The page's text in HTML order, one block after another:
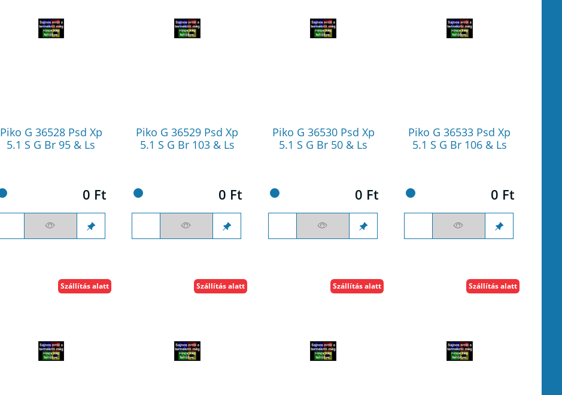
Piko G 36528 Psd Xp
5.1 S G Br 95 & Ls
0 Ft
Piko G 36529 Psd Xp
5.1 S G Br 103 & Ls
0 Ft
Piko G 36530 Psd Xp
5.1 S G Br 50 & Ls
0 Ft
Piko G 36533 Psd Xp
5.1 S G Br 106 & Ls
0 Ft
Szállítás alatt Szállítás alatt Szállítás alatt Szállítás alatt